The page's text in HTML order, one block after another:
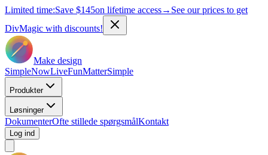
Limited time:Save $145on lifetime access→ See our prices to get
DivMagic with discounts!
Make design
SimpleNowLiveFunMatterSimple
Produkter
Løsninger
DokumenterOfte stillede spørgsmålKontakt
Log ind